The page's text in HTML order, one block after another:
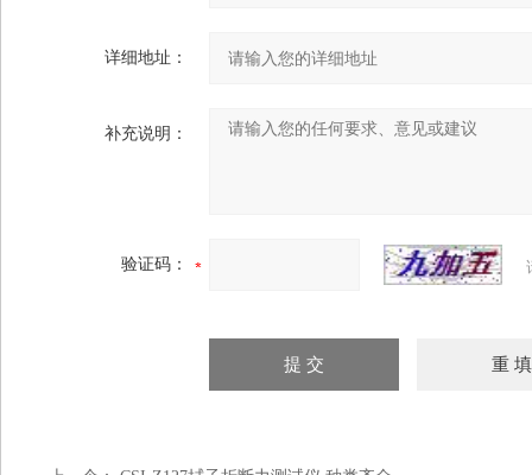
详细地址：
补充说明：
验证码：